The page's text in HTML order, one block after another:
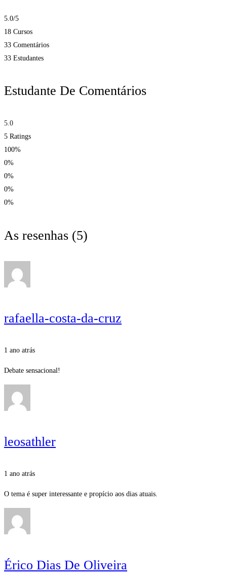
5.0/5
18 Cursos
33 Comentários
33 Estudantes
Estudante De Comentários
5.0
5 Ratings
100%
0%
0%
0%
0%
As resenhas (5)
rafaella-costa-da-cruz
1 ano atrás
Debate sensacional!
leosathler
1 ano atrás
O tema é super interessante e propício aos dias atuais.
Érico Dias De Oliveira